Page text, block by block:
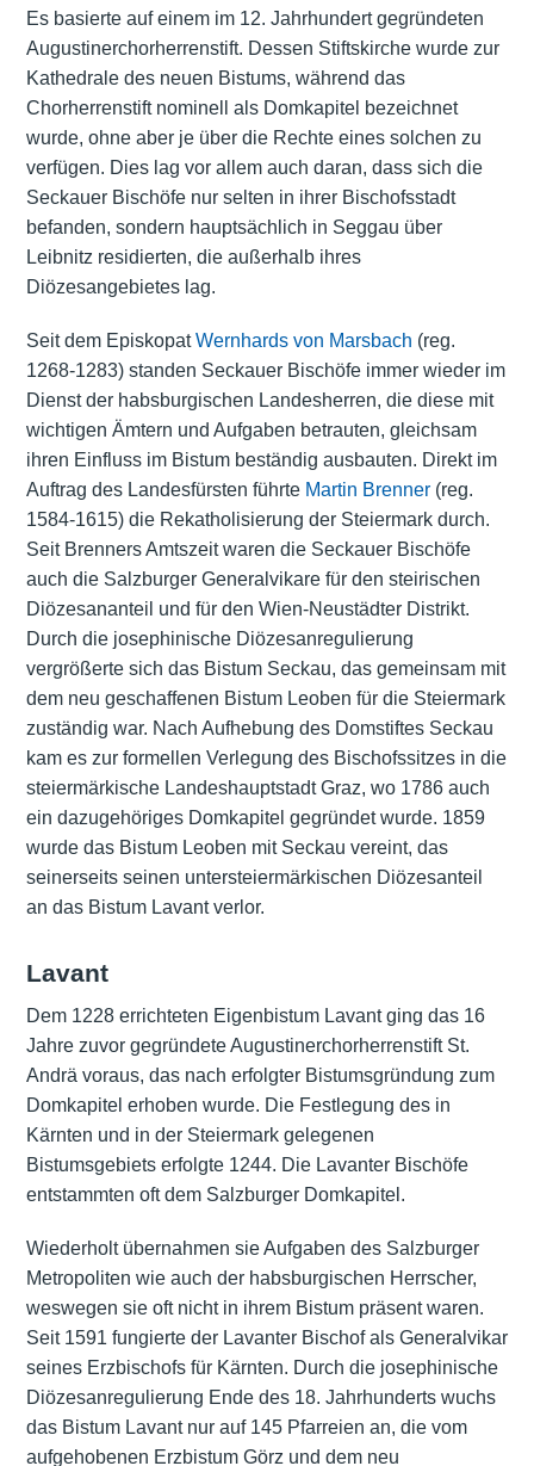
Es basierte auf einem im 12. Jahrhundert gegründeten
Augustinerchorherrenstift. Dessen Stiftskirche wurde zur
Kathedrale des neuen Bistums, während das
Chorherrenstift nominell als Domkapitel bezeichnet
wurde, ohne aber je über die Rechte eines solchen zu
verfügen. Dies lag vor allem auch daran, dass sich die
Seckauer Bischöfe nur selten in ihrer Bischofsstadt
befanden, sondern hauptsächlich in Seggau über
Leibnitz residierten, die außerhalb ihres
Diözesangebietes lag.
Seit dem EpiskopatWernhards von Marsbach (reg.
1268-1283) standen Seckauer Bischöfe immer wieder im
Dienst der habsburgischen Landesherren, die diese mit
wichtigen Ämtern und Aufgaben betrauten, gleichsam
ihren Einfluss im Bistum beständig ausbauten. Direkt im
Auftrag des Landesfürsten führte Martin Brenner(reg.
1584-1615) die Rekatholisierung der Steiermark durch.
Seit Brenners Amtszeit waren die Seckauer Bischöfe
auch die Salzburger Generalvikare für den steirischen
Diözesananteil und für den Wien-Neustädter Distrikt.
Durch die josephinische Diözesanregulierung
vergrößerte sich das Bistum Seckau, das gemeinsam mit
dem neu geschaffenen Bistum Leoben für die Steiermark
zuständig war. Nach Aufhebung des Domstiftes Seckau
kam es zur formellen Verlegung des Bischofssitzes in die
steiermärkische Landeshauptstadt Graz, wo 1786 auch
ein dazugehöriges Domkapitel gegründet wurde. 1859
wurde das Bistum Leoben mit Seckau vereint, das
seinerseits seinen untersteiermärkischen Diözesanteil
an das Bistum Lavant verlor.
Lavant
Dem 1228 errichteten Eigenbistum Lavant ging das 16
Jahre zuvor gegründete Augustinerchorherrenstift St.
Andrä voraus, das nach erfolgter Bistumsgründung zum
Domkapitel erhoben wurde. Die Festlegung des in
Kärnten und in der Steiermark gelegenen
Bistumsgebiets erfolgte 1244. Die Lavanter Bischöfe
entstammten oft dem Salzburger Domkapitel .
Wiederholt übernahmen sie Aufgaben des Salzburger
Metropoliten wie auch der habsburgischen Herrscher,
weswegen sie oft nicht in ihrem Bistum präsent waren.
Seit 1591 fungierte der Lavanter Bischof als Generalvikar
seines Erzbischofs für Kärnten. Durch die josephinische
Diözesanregulierung Ende des 18. Jahrhunderts wuchs
das Bistum Lavant nur auf 145 Pfarreien an, die vom
aufgehobenen Erzbistum Görz und dem neu